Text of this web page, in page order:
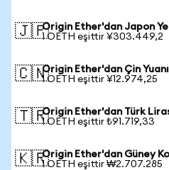
🇯🇵Origin Ether'dan Japon
1 OETH eşittir ¥303.449,2
🇨🇳Origin Ether'dan Çin
1 OETH eşittir ¥12.974,25
🇹🇷Origin Ether'dan Türk
1 OETH eşittir ₺91.719,33
🇰🇷Origin Ether'dan Güney
1 OETH eşittir ₩2.707.285